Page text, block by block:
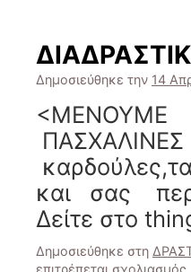
Δημοσιεύθηκε την 14
και σας
Δείτε στο
Δημοσιεύθηκε στη
επιτρέπεται σχολιασμός